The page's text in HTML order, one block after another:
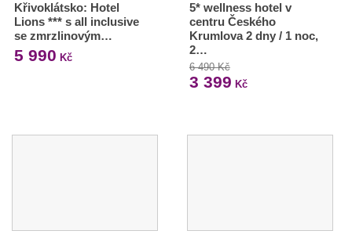
Křivoklátsko: Hotel
Lions *** s all inclusive
se zmrzlinovým…
5 990 Kč
5* wellness hotel v
centru Českého
Krumlova 2 dny / 1 noc,
2…
6 490 Kč
3 399 Kč